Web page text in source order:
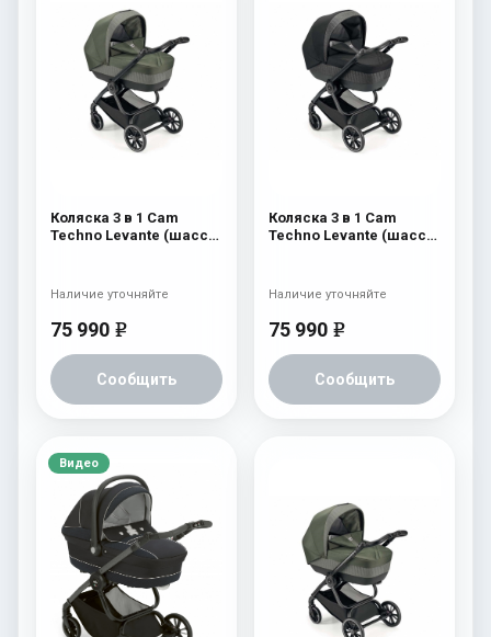
Коляска 3 в 1 Cam
Techno Levante (шасси
75 990 e
Сообщить
Наличие уточняйте
Коляска 3 в 1 Cam
Techno Levante (шасси
75 990 e
Сообщить
Наличие уточняйте
Видео